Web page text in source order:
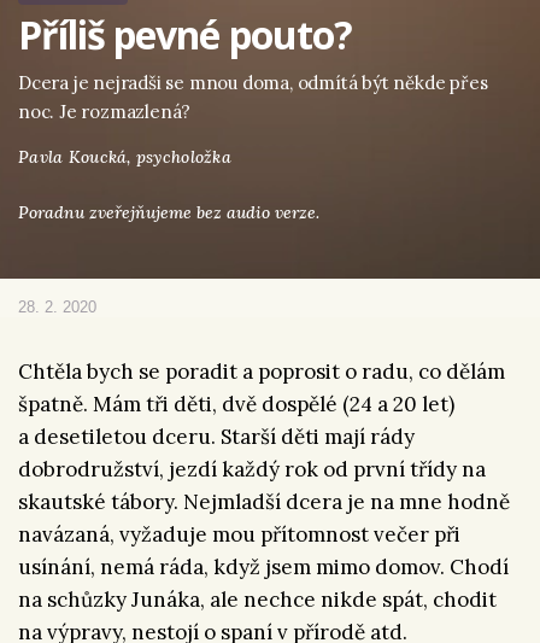
Příliš pevné pouto?
Dcera je nejradši se mnou doma, odmítá být někde přes
noc. Je rozmazlená?
Pavla Koucká, psycholožka
Poradnu zveřejňujeme bez audio verze.
28. 2. 2020
Chtěla bych se poradit a poprosit o radu, co dělám
špatně. Mám tři děti, dvě dospělé (24 a 20 let)
a desetiletou dceru. Starší děti mají rády
dobrodružství, jezdí každý rok od první třídy na
skautské tábory. Nejmladší dcera je na mne hodně
navázaná, vyžaduje mou přítomnost večer při
usínání, nemá ráda, když jsem mimo domov. Chodí
na schůzky Junáka, ale nechce nikde spát, chodit
na výpravy, nestojí o spaní v přírodě atd.